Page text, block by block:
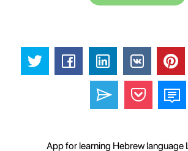
App for learning Hebrew language